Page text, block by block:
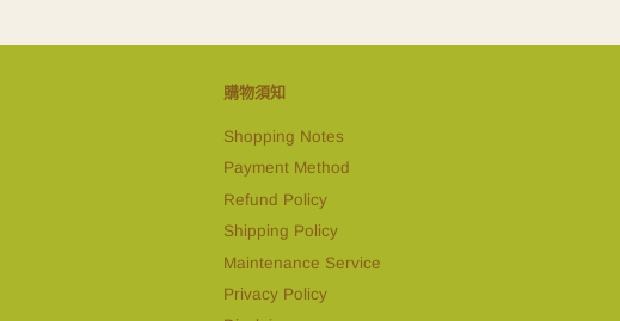
購物須知
Shopping Notes
Payment Method
Refund Policy
Shipping Policy
Maintenance Service
Privacy Policy